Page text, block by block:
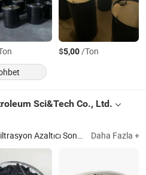
$5,00/Ton
Sci&Tech Co., Ltd.
Sıvısı, Poliamin Şale Engelleyici Sondaj Sıvısı, Alüminyum Bazlı Şale Engelleyici Sondaj Sıvısı, Ep Yağlayıcı Sondaj Sıvısı Katkısı, Katı Yağlayıcı Grafit Sondaj Sıvısı Katkısı, Köpük Kesici Sondaj Sıvısı Kimyasal Katkısı Daha Fazla +